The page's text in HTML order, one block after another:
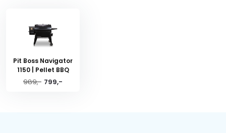
Pit Boss Navigator
1150 | Pellet BBQ
989,- 799,-